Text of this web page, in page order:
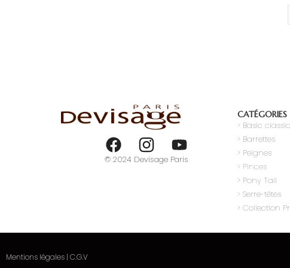
© 2024 Devisage Paris
CATÉGORIES
> Basic
> Barrettes
> Peignes
> Pinces
> Pony Tail
> Serre-têtes
> Collection
Mentions légales | C.G.V